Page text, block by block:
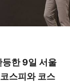
한 9일 서울
스피와 코스